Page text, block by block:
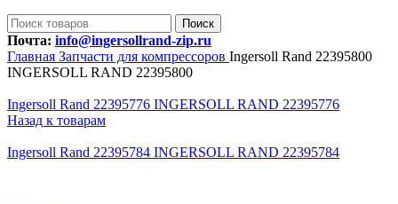
Поиск
Почта: info@ingersollrand-zip.ru
Главная Запчасти для компрессоров Ingersoll Rand 22395800
INGERSOLL RAND 22395800
Ingersoll Rand 22395776 INGERSOLL RAND 22395776
Назад к товарам
Ingersoll Rand 22395784 INGERSOLL RAND 22395784